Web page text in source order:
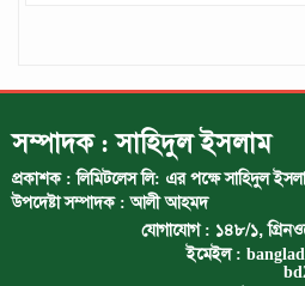
সম্পাদক : সাহিদুল ইসলাম
প্রকাশক : লিমিটলেস লি: এর পক্ষে সাহিদুল
উপদেষ্টা সম্পাদক : আলী আহমদ
যোগাযোগ : ১৪৮/১,
ইমেইল :